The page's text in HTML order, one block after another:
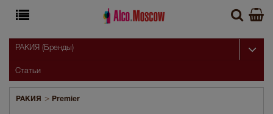
РАКИЯ > Premier
РАКИЯ (Бренды)
Статьи